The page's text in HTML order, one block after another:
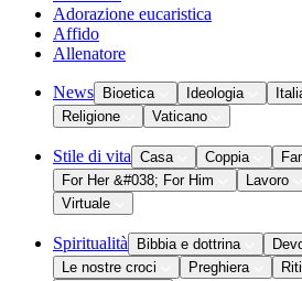
Adorazione eucaristica
Affido
Allenatore
News Bioetica Ideologia
Religione
Vaticano
Stile di vita Casa Coppia
For Her &#038; For Him
Lavoro
Virtuale
Spiritualità Bibbia e dottrina
Le nostre croci
Preghiera Riti